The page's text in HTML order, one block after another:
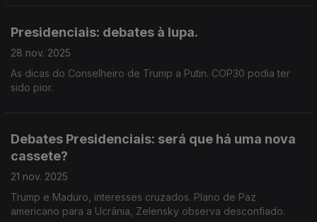
Presidenciais: debates à lupa.
28 nov. 2025
As dicas do Conselheiro de Trump a Putin. COP30 podia ter
sido pior.
Debates Presidenciais: será que há uma nova
cassete?
21 nov. 2025
Trump e Maduro, interesses cruzados. Plano de Paz
americano para a Ucrânia, Zelensky observa desconfiado.